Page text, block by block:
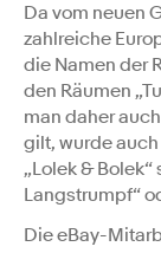
Da vom neuen
zahlreiche
die Namen der
den Räumen
man daher
gilt, wurde
„Lolek &
Langstrumpf“
Die eBay-